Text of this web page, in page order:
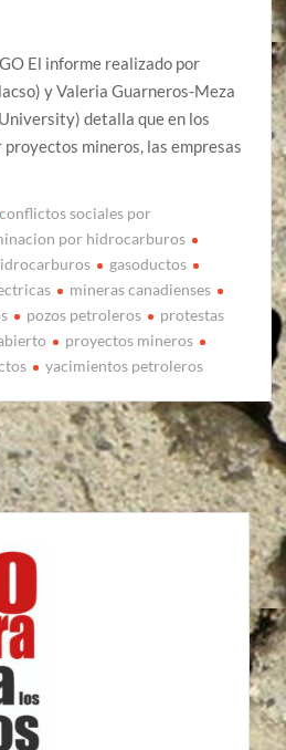
El informe realizado por
y Valeria Guarneros-Meza
detalla que en los
mineros, las empresas
conflictos sociales por
por hidrocarburos
gasoductos
mineras canadienses
pozos petroleros
protestas
proyectos mineros
yacimientos petroleros